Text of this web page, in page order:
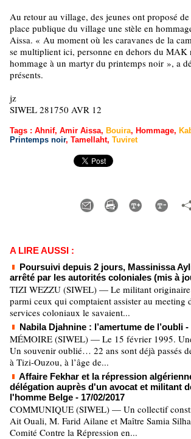
Au retour au village, des jeunes ont proposé
place publique du village une stèle en
Aissa. « Au moment où les caravanes de la
se multiplient ici, personne en dehors du MAK
hommage à un martyr du printemps noir », a
présents.
jz
SIWEL 281750 AVR 12
Tags : Ahnif, Amir Aissa, Bouira, Hommage,
Printemps noir, Tamellaht, Tuviret
A LIRE AUSSI :
Poursuivi depuis 2 jours, Massinissa
arrêté par les autorités coloniales (mis à
TIZI WEZZU (SIWEL) — Le militant originaire
parmi ceux qui comptaient assister au meeting
services coloniaux le savaient...
Nabila Djahnine : l’amertume de l’oubli -
MÉMOIRE (SIWEL) — Le 15 février 1995.
Un souvenir oublié… 22 ans sont déjà passés
à Tizi-Ouzou, à l’âge de...
Affaire Fekhar et la répression
délégation auprès d'un avocat et militant
l'homme Belge - 17/02/2017
COMMUNIQUE (SIWEL) — Un collectif
Ait Ouali, M. Farid Ailane et Maître Samia
Comité Contre la Répression en...